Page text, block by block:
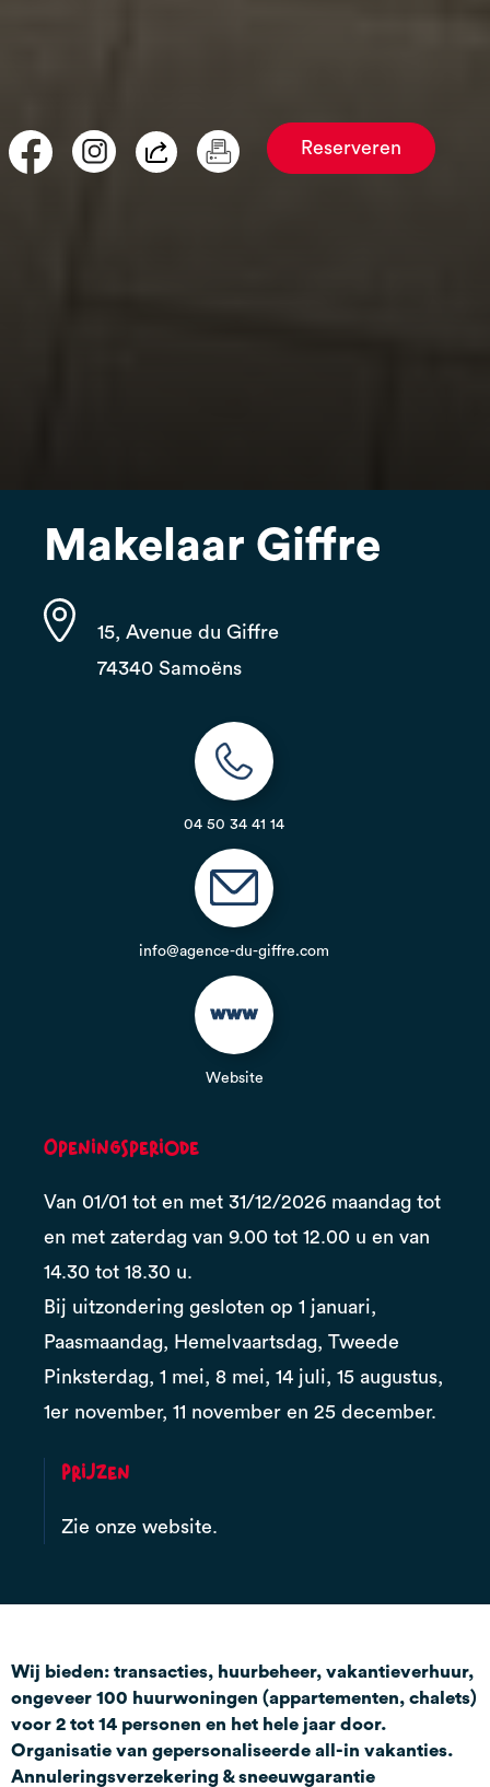
Reserveren
Makelaar Giffre
15, Avenue du Giffre
74340 Samoëns
04 50 34 41 14
info@agence-du-giffre.com
Website
Openingsperiode
Van 01/01 tot en met 31/12/2026 maandag tot
en met zaterdag van 9.00 tot 12.00 u en van
14.30 tot 18.30 u.
Bij uitzondering gesloten op 1 januari,
Paasmaandag, Hemelvaartsdag, Tweede
Pinksterdag, 1 mei, 8 mei, 14 juli, 15 augustus,
1er november, 11 november en 25 december.
Prijzen
Zie onze website.
Wij bieden: transacties, huurbeheer, vakantieverhuur,
ongeveer 100 huurwoningen (appartementen, chalets)
voor 2 tot 14 personen en het hele jaar door.
Organisatie van gepersonaliseerde all-in vakanties.
Annuleringsverzekering & sneeuwgarantie